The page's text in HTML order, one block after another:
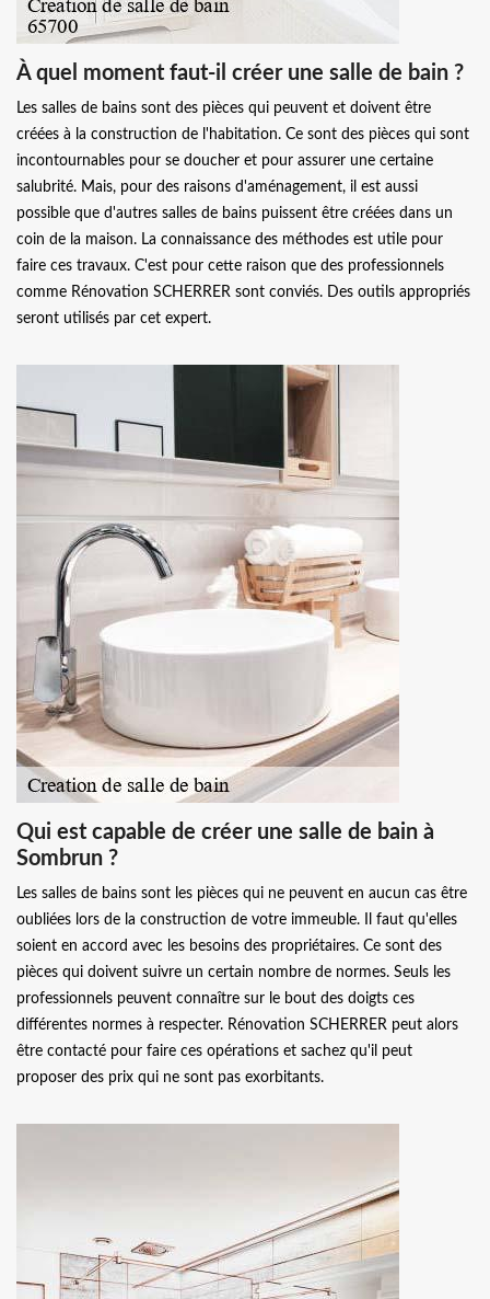
À quel moment faut-il créer une salle de bain ?
Les salles de bains sont des pièces qui peuvent et doivent être
créées à la construction de l'habitation. Ce sont des pièces qui sont
incontournables pour se doucher et pour assurer une certaine
salubrité. Mais, pour des raisons d'aménagement, il est aussi
possible que d'autres salles de bains puissent être créées dans un
coin de la maison. La connaissance des méthodes est utile pour
faire ces travaux. C'est pour cette raison que des professionnels
comme Rénovation SCHERRER sont conviés. Des outils appropriés
seront utilisés par cet expert.
Qui est capable de créer une salle de bain à
Sombrun ?
Les salles de bains sont les pièces qui ne peuvent en aucun cas être
oubliées lors de la construction de votre immeuble. Il faut qu'elles
soient en accord avec les besoins des propriétaires. Ce sont des
pièces qui doivent suivre un certain nombre de normes. Seuls les
professionnels peuvent connaître sur le bout des doigts ces
différentes normes à respecter. Rénovation SCHERRER peut alors
être contacté pour faire ces opérations et sachez qu'il peut
proposer des prix qui ne sont pas exorbitants.